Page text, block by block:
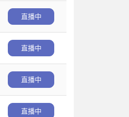
直播中
直播中
直播中
直播中